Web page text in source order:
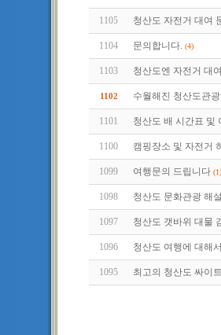
1105 청산도 자전거 대여
1104 문의합니다. (4)
1103 청산도엔 자전거 대
1102 수월해진 청산도관광
1101 청산도 배 시간표 및
1100 캠핑장소 및 자전거
1099 여행문의 드립니다 (1)
1098 청산도 문화관광 해
1097 청산도 갯바위 대물
1096 청산도 여행에 대해
1095 최고의 청산도 싸이